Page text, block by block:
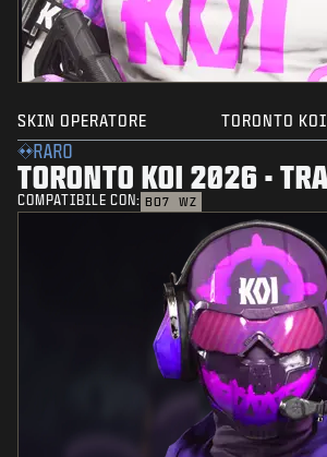
SKIN OPERATORE TORONTO
RARO
TORONTO KOI 2026 -
COMPATIBILE CON: BO7 WZ